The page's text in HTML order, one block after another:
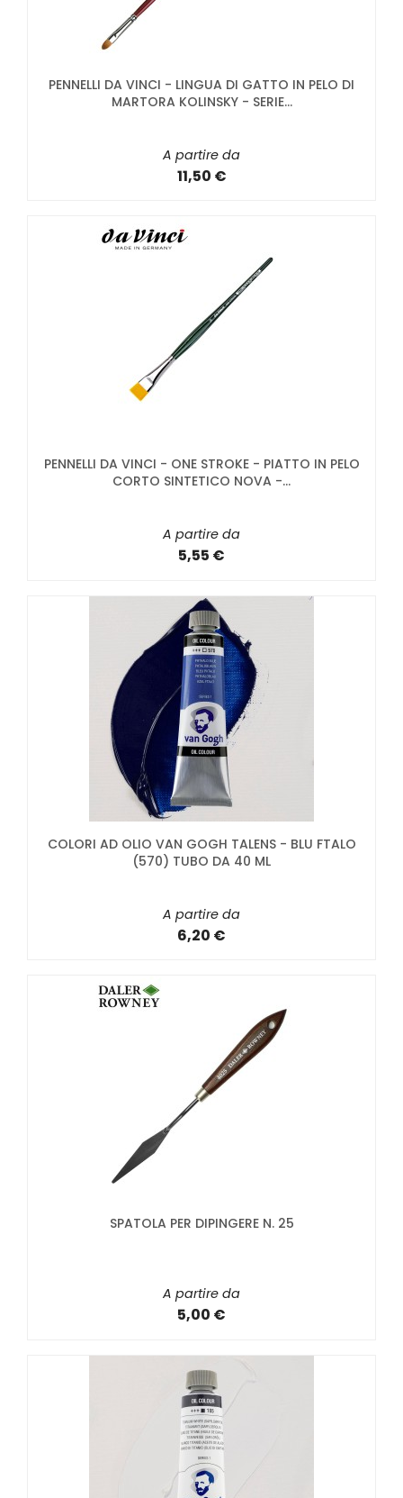
PENNELLI DA VINCI - LINGUA DI GATTO IN PELO DI
MARTORA KOLINSKY - SERIE...
A partire da
11,50 €
PENNELLI DA VINCI - ONE STROKE - PIATTO IN PELO
CORTO SINTETICO NOVA -...
A partire da
5,55 €
COLORI AD OLIO VAN GOGH TALENS - BLU FTALO
(570) TUBO DA 40 ML
A partire da
6,20 €
SPATOLA PER DIPINGERE N. 25
A partire da
5,00 €